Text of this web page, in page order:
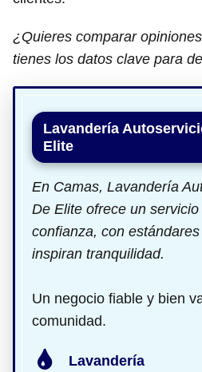
¿Quieres comparar
tienes los datos clave para
Lavandería
Elite
En Camas, Lavandería
De Elite ofrece un
confianza, con
inspiran tranquilidad.
Un negocio fiable y bien
comunidad.
Lavandería